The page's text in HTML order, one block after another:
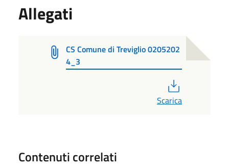
Allegati
CS Comune di Treviglio 0205202
4_3
Scarica
Contenuti correlati